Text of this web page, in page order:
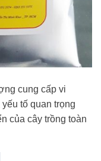
cung cấp vi
tố quan trọng
của cây trồng toàn